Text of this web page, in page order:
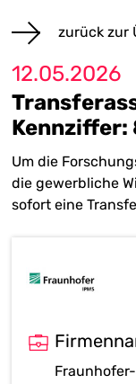
zurück zur
12.05.2026
Kennziffer:
Um die
die gewerbliche
sofort eine